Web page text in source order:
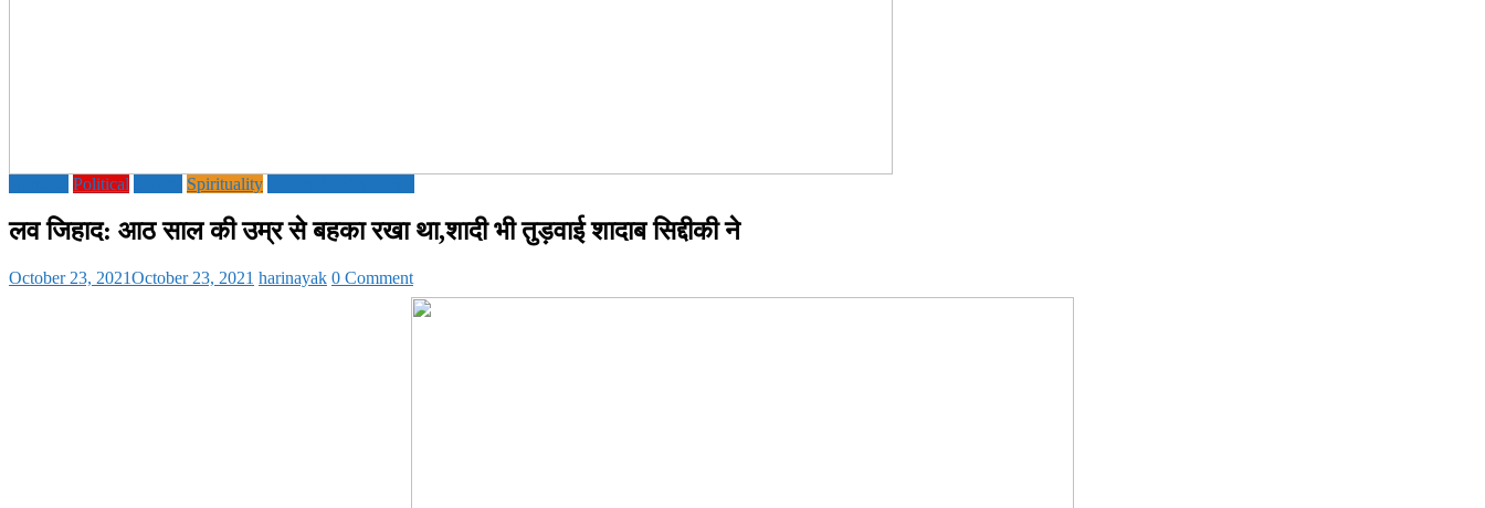
Political Spirituality
लव जिहाद: आठ साल की उम्र से बहका रखा था,शादी भी तुड़वाई शादाब सिद्दीकी ने
October 23, 2021October 23, 2021 harinayak 0 Comment